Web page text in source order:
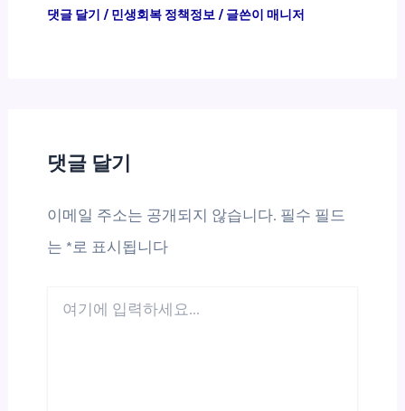
댓글 달기 / 민생회복 정책정보/ 글쓴이 매니저
댓글 달기
이메일 주소는 공개되지 않습니다. 필수 필드
는 *로 표시됩니다